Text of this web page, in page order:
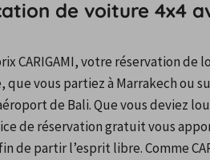
de voiture 4x4
CARIGAMI, votre réservation de
vous partiez à Marrakech ou
de Bali. Que vous deviez
de réservation gratuit vous
de partir l’esprit libre. Comme